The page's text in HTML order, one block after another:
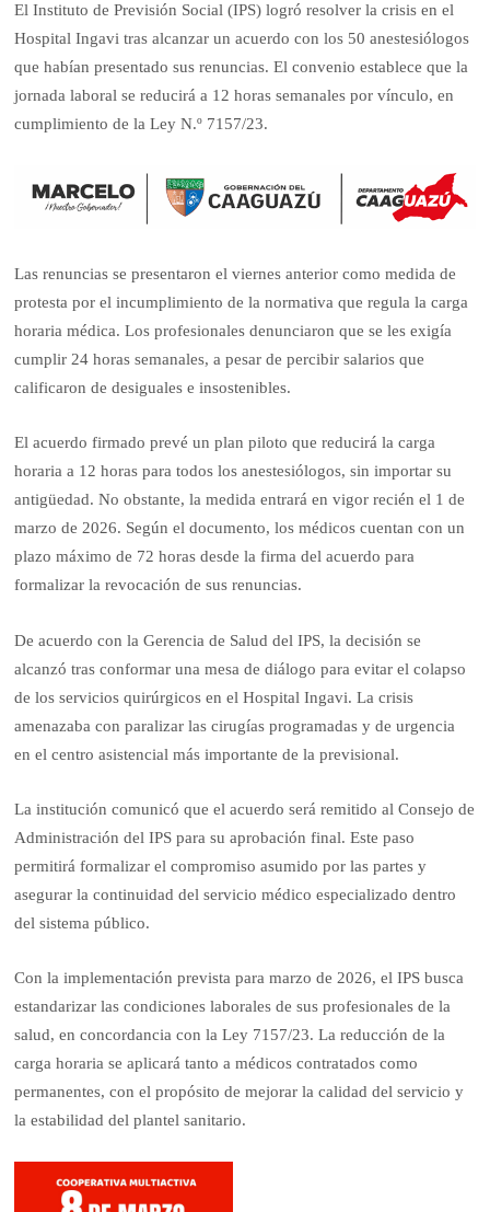
El Instituto de Previsión Social (IPS) logró resolver la crisis en el
Hospital Ingavi tras alcanzar un acuerdo con los 50 anestesiólogos
que habían presentado sus renuncias. El convenio establece que la
jornada laboral se reducirá a 12 horas semanales por vínculo, en
cumplimiento de la Ley N.º 7157/23.
Las renuncias se presentaron el viernes anterior como medida de
protesta por el incumplimiento de la normativa que regula la carga
horaria médica. Los profesionales denunciaron que se les exigía
cumplir 24 horas semanales, a pesar de percibir salarios que
calificaron de desiguales e insostenibles.
El acuerdo firmado prevé un plan piloto que reducirá la carga
horaria a 12 horas para todos los anestesiólogos, sin importar su
antigüedad. No obstante, la medida entrará en vigor recién el 1 de
marzo de 2026. Según el documento, los médicos cuentan con un
plazo máximo de 72 horas desde la firma del acuerdo para
formalizar la revocación de sus renuncias.
De acuerdo con la Gerencia de Salud del IPS, la decisión se
alcanzó tras conformar una mesa de diálogo para evitar el colapso
de los servicios quirúrgicos en el Hospital Ingavi. La crisis
amenazaba con paralizar las cirugías programadas y de urgencia
en el centro asistencial más importante de la previsional.
La institución comunicó que el acuerdo será remitido al Consejo de
Administración del IPS para su aprobación final. Este paso
permitirá formalizar el compromiso asumido por las partes y
asegurar la continuidad del servicio médico especializado dentro
del sistema público.
Con la implementación prevista para marzo de 2026, el IPS busca
estandarizar las condiciones laborales de sus profesionales de la
salud, en concordancia con la Ley 7157/23. La reducción de la
carga horaria se aplicará tanto a médicos contratados como
permanentes, con el propósito de mejorar la calidad del servicio y
la estabilidad del plantel sanitario.